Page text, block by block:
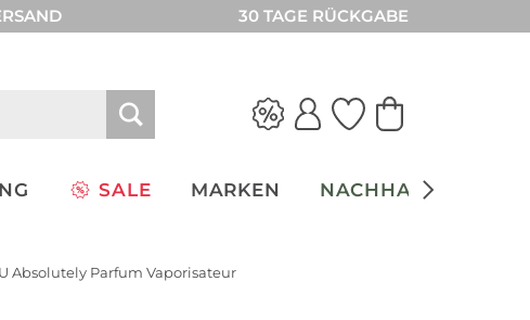
30 TAGE RÜCKGABE
SALE MARKEN NACHHALTIGKEIT
Absolutely Parfum Vaporisateur